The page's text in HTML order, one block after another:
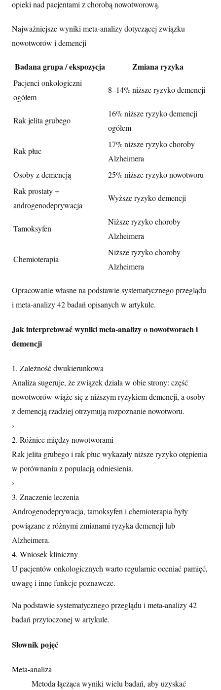
opieki nad pacjentami z chorobą nowotworową.
Najważniejsze wyniki meta-analizy dotyczącej związku
nowotworów i demencji
Badana grupa / ekspozycja Zmiana ryzyka
Pacjenci onkologiczni
ogółem
8–14% niższe ryzyko demencji
Rak jelita grubego
16% niższe ryzyko demencji
ogółem
Rak płuc
17% niższe ryzyko choroby
Alzheimera
Osoby z demencją
25% niższe ryzyko nowotworu
Rak prostaty +
androgenodeprywacja
Wyższe ryzyko demencji
Tamoksyfen
Niższe ryzyko choroby
Alzheimera
Chemioterapia
Niższe ryzyko choroby
Alzheimera
Opracowanie własne na podstawie systematycznego przeglądu
i meta-analizy 42 badań opisanych w artykule.
Jak interpretować wyniki meta-analizy o nowotworach i
demencji
1. Zależność dwukierunkowa
Analiza sugeruje, że związek działa w obie strony: część
nowotworów wiąże się z niższym ryzykiem demencji, a osoby
z demencją rzadziej otrzymują rozpoznanie nowotworu.
›
2. Różnice między nowotworami
Rak jelita grubego i rak płuc wykazały niższe ryzyko otępienia
w porównaniu z populacją odniesienia.
›
3. Znaczenie leczenia
Androgenodeprywacja, tamoksyfen i chemioterapia były
powiązane z różnymi zmianami ryzyka demencji lub
Alzheimera.
4. Wniosek kliniczny
U pacjentów onkologicznych warto regularnie oceniać pamięć,
uwagę i inne funkcje poznawcze.
Na podstawie systematycznego przeglądu i meta-analizy 42
badań przytoczonej w artykule.
Słownik pojęć
Meta-analiza
Metoda łącząca wyniki wielu badań, aby uzyskać